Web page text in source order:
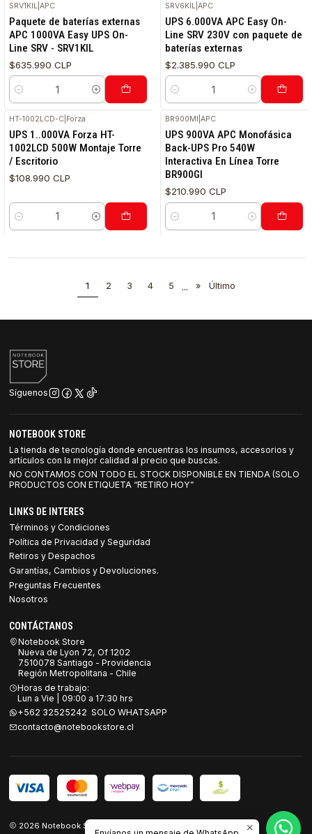
SRV1KIL |APC
Paquete de baterías externas
APC 1000VA Easy UPS On-
Line SRV - SRV1KIL
$635.990 CLP
Cantidad
SRV6KIL |APC
UPS 6.000VA APC Easy On-
Line SRV 230V con paquete de
baterías externas
$2.385.990 CLP
Cantidad
HT-1002LCD-C Forza
UPS 1..000VA Forza HT-
1002LCD 500W Montaje Torre
/ Escritorio
$108.990 CLP
Cantidad
BR900MI |APC
UPS 900VA APC Monofásica
Back-UPS Pro 540W
Interactiva En Línea Torre
BR900GI
$210.990 CLP
Cantidad
1 2 3 4 5 ... » Último
Síguenos
NOTEBOOK STORE
La tienda de tecnología donde encuentras los insumos, accesorios y
artículos con la mejor calidad al precio que buscas.
NO CONTAMOS CON TODO EL STOCK DISPONIBLE EN TIENDA (SOLO
PRODUCTOS CON ETIQUETA “RETIRO HOY”
LINKS DE INTERES
Términos y Condiciones
Política de Privacidad y Seguridad
Retiros y Despachos
Garantías, Cambios y Devoluciones.
Preguntas Frecuentes
Nosotros
CONTÁCTANOS
Notebook Store
Nueva de Lyon 72, Of 1202
7510078 Santiago - Providencia
Región Metropolitana - Chile
Horas de trabajo:
Lun a Vie | 09:00 a 17:30 hrs
+562 32525242 SOLO WHATSAPP
contacto@notebookstore.cl
2026 Notebook Store.